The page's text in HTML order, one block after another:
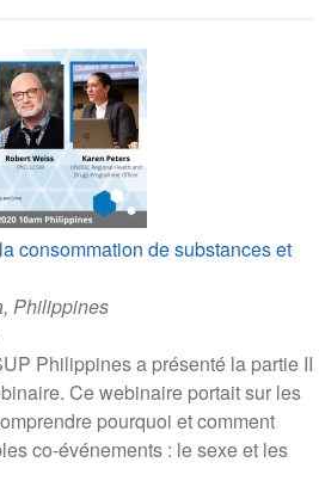
consommation de substances et
Philippines
Philippines a présenté la partie II
Ce webinaire portait sur les
pourquoi et comment
co-événements : le sexe et les